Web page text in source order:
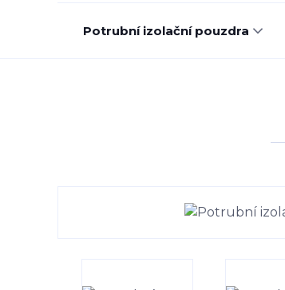
Potrubní izolační pouzdra